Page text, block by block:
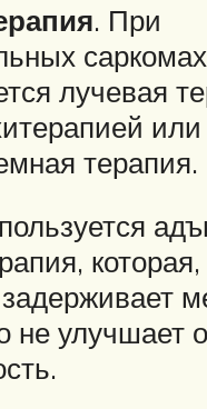
. При
саркомах
лучевая
терапия.
не улучшает